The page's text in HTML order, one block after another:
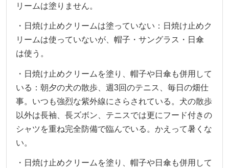
リームは塗りません。
・日焼け止めクリームは塗っていない：日焼け止めク
リームは使っていないが、帽子・サングラス・日傘
は使う。
・日焼け止めクリームを塗り、帽子や日傘も併用して
いる：朝夕の犬の散歩、週3回のテニス、毎日の畑仕
事。いつも強烈な紫外線にさらされている。犬の散歩
以外は長袖、長ズボン、テニスでは更にフード付きの
シャツを重ね完全防備で臨んでいる。かえって暑くな
い。
・日焼け止めクリームを塗り、帽子や日傘も併用して